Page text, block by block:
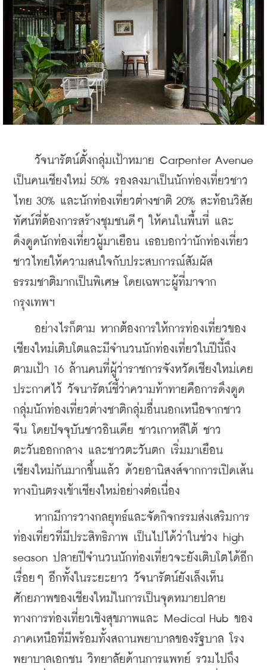
วัจนารัตน์ตั้งกลุ่มเป้าหมาย Carpenter Avenue
เป็นคนเชียงใหม่ 50% รองลงมาเป็นนักท่องเที่ยวชาว
ไทย 30% และนักท่องเที่ยวต่างชาติ 20% สะท้อนวิสัย
ทัศน์ที่ต้องการสร้างชุมชนดีๆ ให้คนในพื้นที่ และ
ดึงดูดนักท่องเที่ยวผู้มาเยือน เธอบอกว่านักท่องเที่ยว
ชาวไทยให้ความสนใจกับประสบการณ์สัมผัส
ธรรมชาติมากเป็นพิเศษ โดยเฉพาะผู้ที่มาจาก
กรุงเทพฯ
อย่างไรก็ตาม หากต้องการให้การท่องเที่ยวของ
เชียงใหม่เติบโตและมีจำนวนนักท่องเที่ยวในปีนี้ถึง
ตามเป้า 16 ล้านคนที่ผู้ว่าราชการจังหวัดเชียงใหม่เคย
ประกาศไว้ วัจนารัตน์ชี้ว่าความท้าทายคือการดึงดูด
กลุ่มนักท่องเที่ยวต่างชาติกลุ่มอื่นนอกเหนือจากชาว
จีน โดยปัจจุบันชาวอินเดีย ชาวเกาหลีใต้ ชาว
ตะวันออกกลาง และชาวตะวันตก เริ่มมาเยือน
เชียงใหม่กันมากขึ้นแล้ว ด้วยอานิสงส์จากการเปิดเส้น
ทางบินตรงเข้าเชียงใหม่อย่างต่อเนื่อง
หากมีการวางกลยุทธ์และจัดกิจกรรมส่งเสริมการ
ท่องเที่ยวที่มีประสิทธิภาพ เป็นไปได้ว่าในช่วง high
season ปลายปีจำนวนนักท่องเที่ยวจะยังเติบโตได้อีก
เรื่อยๆ อีกทั้งในระยะยาว วัจนารัตน์ยังเล็งเห็น
ศักยภาพของเชียงใหม่ในการเป็นจุดหมายปลาย
ทางการท่องเที่ยวเชิงสุขภาพและ Medical Hub ของ
ภาคเหนือที่มีพร้อมทั้งสถานพยาบาลของรัฐบาล โรง
พยาบาลเอกชน วิทยาลัยด้านการแพทย์ รวมไปถึง